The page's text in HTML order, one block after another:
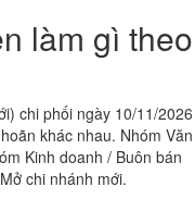
làm gì theo
chi phối ngày 10/11/2026
khác nhau. Nhóm Văn
Kinh doanh / Buôn bán
chi nhánh mới.